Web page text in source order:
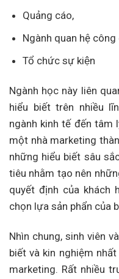
Quảng cáo,
Ngành quan hệ công
Tổ chức sự kiện
Ngành học này liên
hiểu biết trên nhiều
ngành kinh tế đến tâm
một nhà marketing
những hiểu biết sâu
tiêu nhằm tạo nên
quyết định của khách
chọn lựa sản phẩn của
Nhìn chung, sinh viên
biết và kin nghiệm
marketing. Rất nhiều